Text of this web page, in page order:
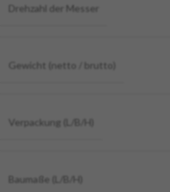
Drehzahl der Messer
Gewicht (netto / brutto)
Verpackung (L/B/H)
Baumaße (L/B/H)